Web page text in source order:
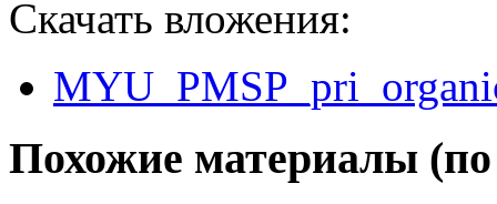
Скачать вложения:
Похожие материалы (по